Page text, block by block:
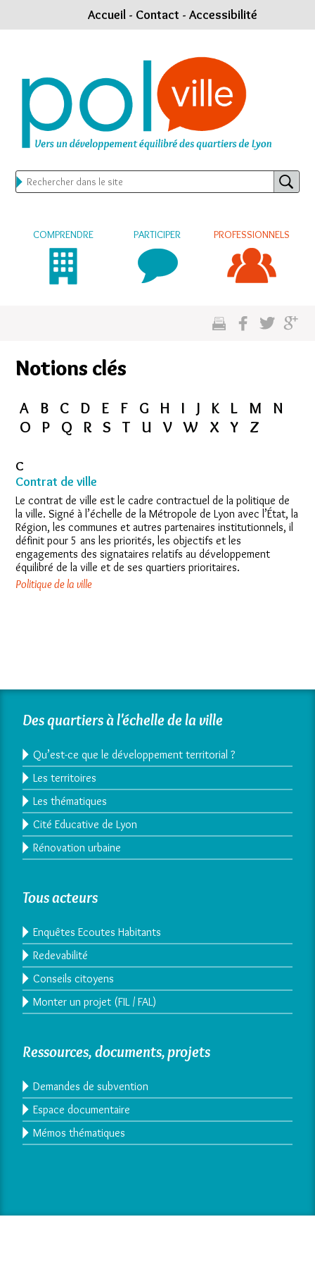
Accueil- Contact - Accessibilité
COMPRENDRE PARTICIPER PROFESSIONNELS
Notions clés
A B C D E F G H I J K L M
N
O
P Q R S T U V W X Y Z
C
Contrat de ville
Le contrat de ville est le cadre contractuel de la politique de
la ville. Signé à l’échelle de la Métropole de Lyon avec l’État, la
Région, les communes et autres partenaires institutionnels, il
définit pour 5 ans les priorités, les objectifs et les
engagements des signataires relatifs au développement
équilibré de la ville et de ses quartiers prioritaires.
Politique de la ville
Des quartiers à l'échelle de la ville
Qu’est-ce que le développement territorial ?
Les territoires
Les thématiques
Cité Educative de Lyon
Rénovation urbaine
Tous acteurs
Enquêtes Ecoutes Habitants
Redevabilité
Conseils citoyens
Monter un projet (FIL / FAL)
Ressources, documents, projets
Demandes de subvention
Espace documentaire
Mémos thématiques